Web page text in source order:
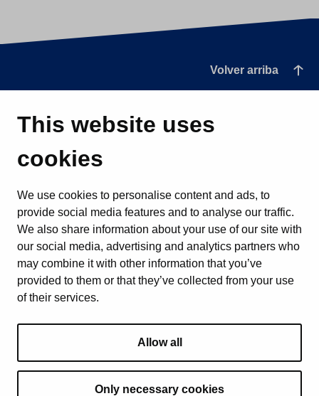
This website uses
cookies
We use cookies to personalise content and ads, to
provide social media features and to analyse our traffic.
We also share information about your use of our site with
our social media, advertising and analytics partners who
may combine it with other information that you’ve
provided to them or that they’ve collected from your use
of their services.
Allow all
Only necessary cookies
Volver arriba